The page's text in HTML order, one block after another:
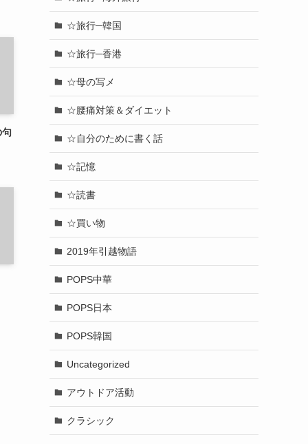
☆旅行─韓国
☆旅行─香港
☆母の写メ
☆腰痛対策＆ダイエット
☆自分のために書く話
☆記憶
☆読書
☆買い物
2019年引越物語
POPS中華
POPS日本
POPS韓国
Uncategorized
アウトドア活動
クラシック